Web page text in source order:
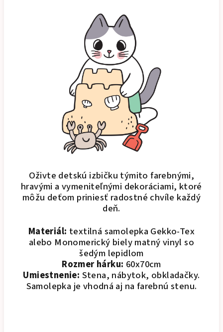
Oživte detskú izbičku týmito farebnými,
hravými a vymeniteľnými dekoráciami, ktoré
môžu deťom priniesť radostné chvíle každý
deň.
Materiál: textilná samolepka Gekko-Tex
alebo Monomerický biely matný vinyl so
šedým lepidlom
Rozmer hárku: 60x70cm
Umiestnenie: Stena, nábytok, obkladačky.
Samolepka je vhodná aj na farebnú stenu.